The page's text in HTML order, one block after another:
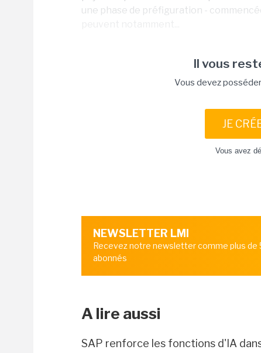
une phase de préfiguration -
Il vous
Vous devez
JE
Vous avez
NEWSLETTER LMI
Recevez notre newsletter comme plus
abonnés
A lire aussi
SAP renforce les fonctions d'IA